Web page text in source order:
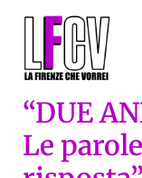
“DUE
Le